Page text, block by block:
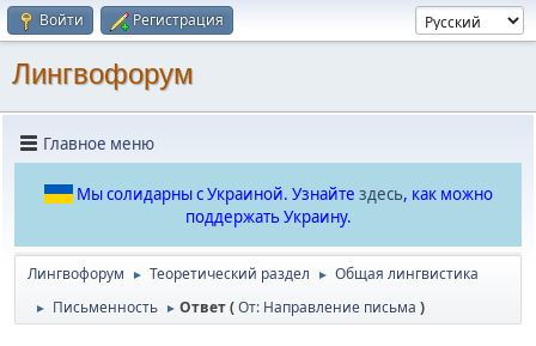
Войти Регистрация
Лингвофорум
Главное меню
Мы солидарны с Украиной. Узнайте здесь, как можно
поддержать Украину.
Лингвофорум ► Теоретический раздел ► Общая лингвистика
► Письменность ► Ответ (От: Направление письма )